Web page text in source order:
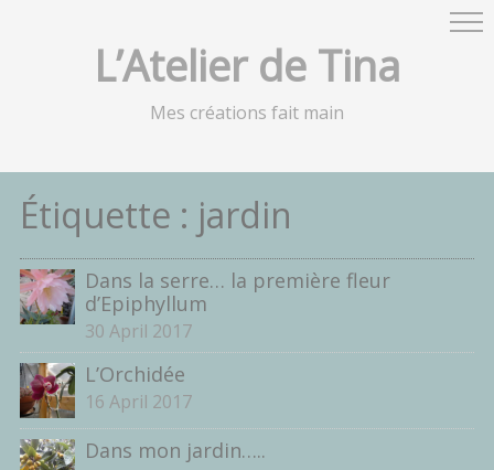
L’Atelier de Tina
Mes créations fait main
Étiquette : jardin
Dans la serre… la première fleur
d’Epiphyllum
30 April 2017
L’Orchidée
16 April 2017
Dans mon jardin…..